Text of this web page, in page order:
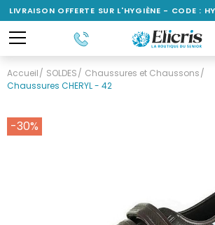
Accueil SOLDES
Chaussures et Chaussons
Chaussures CHERYL - 42
-30%
LIVRAISON OFFERTE SUR L'HYGIÈNE - CODE :
NOTÉ 4,6/5